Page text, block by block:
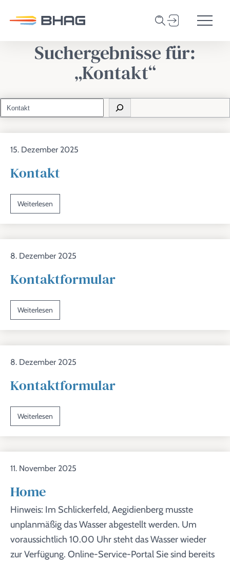
Zum Inhalt springen
SucheOnline-Service-
Privatkunden
Geschäftskunden
Unternehmen
Netzbetrieb
Suchergebnisse für:
„Kontakt“
Suche
15. Dezember 2025
Kontakt
Weiterlesen
8. Dezember 2025
Kontaktformular
Weiterlesen
8. Dezember 2025
Kontaktformular
Weiterlesen
11. November 2025
Home
Hinweis: Im Schlickerfeld, Aegidienberg musste
unplanmäßig das Wasser abgestellt werden. Um
voraussichtlich 10.00 Uhr steht das Wasser wieder
zur Verfügung. Online-Service-Portal Sie sind bereits